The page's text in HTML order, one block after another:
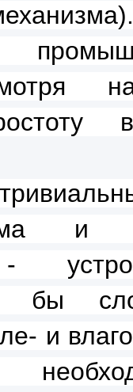
и
бы
и